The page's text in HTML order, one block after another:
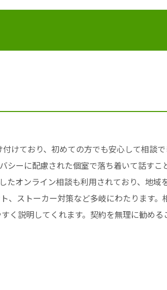
けており、初めての方でも安心して相談
シーに配慮された個室で落ち着いて話すこ
オンライン相談も利用されており、地域
、ストーカー対策など多岐にわたります。
説明してくれます。契約を無理に勧める